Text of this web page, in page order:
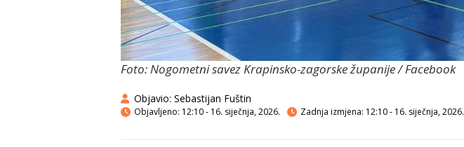
Foto: Nogometni savez Krapinsko-zagorske županije / Facebook
Objavio: Sebastijan Fuštin
Objavljeno: 12:10 - 16. siječnja, 2026. Zadnja izmjena: 12:10 - 16. siječnja, 2026.